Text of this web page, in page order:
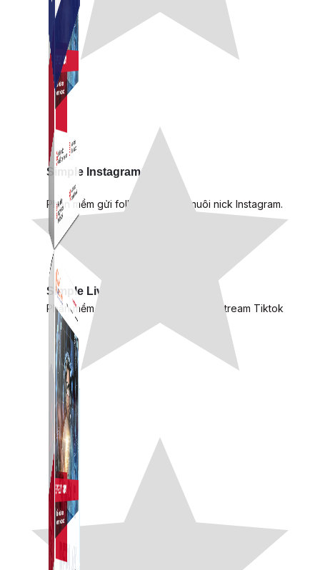
Simple Live
Phần mềm tạo kịch bản bình luận livestream Tiktok
Simple Instagram
Phần mềm gửi follow, nhắn tin, nuôi nick Instagram.